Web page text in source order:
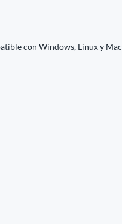
con Windows, Linux y Mac